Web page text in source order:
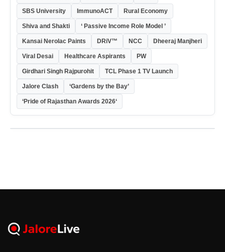
SBS University ImmunoACT Rural Economy
Shiva and Shakti ‘ Passive Income Role Model ’
Kansai Nerolac Paints DRiV™ NCC Dheeraj Manjheri
Viral Desai Healthcare Aspirants PW
Girdhari Singh Rajpurohit TCL Phase 1 TV Launch
Jalore Clash ‘Gardens by the Bay’
‘Pride of Rajasthan Awards 2026‘